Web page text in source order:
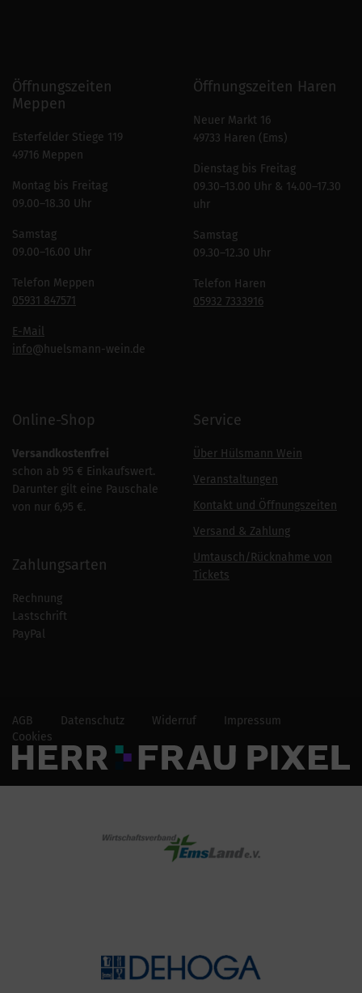
Öffnungszeiten
Meppen
Esterfelder Stiege 119
49716 Meppen
Montag bis Freitag
09.00–18.30 Uhr
Samstag
09.00–16.00 Uhr
Telefon Meppen
05931 847571
E-Mail
info@huelsmann-wein.de
Öffnungszeiten Haren
Neuer Markt 16
49733 Haren (Ems)
Dienstag bis Freitag
09.30–13.00 Uhr & 14.00–17.30
uhr
Samstag
09.30–12.30 Uhr
Telefon Haren
05932 7333916
Online-Shop
Versandkostenfrei
schon ab 95 € Einkaufswert.
Darunter gilt eine Pauschale
von nur 6,95 €.
Zahlungsarten
Rechnung
Lastschrift
PayPal
Service
Über Hülsmann Wein
Veranstaltungen
Kontakt und Öffnungszeiten
Versand & Zahlung
Umtausch/Rücknahme von
Tickets
AGB Datenschutz Widerruf
Impressum
Cookies